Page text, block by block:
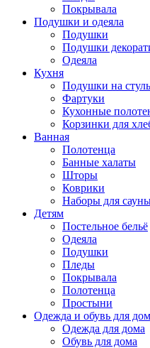
Покрывала
Подушки и одеяла
Подушки
Подушки
Одеяла
Кухня
Подушки на
Фартуки
Кухонные
Корзинки для
Ванная
Полотенца
Банные халаты
Шторы
Коврики
Наборы для
Детям
Постельное бельё
Одеяла
Подушки
Пледы
Покрывала
Полотенца
Простыни
Одежда и обувь для
Одежда для дома
Обувь для дома